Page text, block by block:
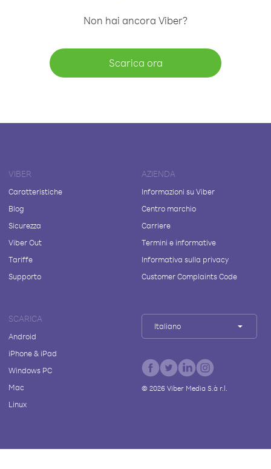
Non hai ancora Viber?
Scarica ora
VIBER
Caratteristiche
Blog
Sicurezza
Viber Out
Tariffe
Supporto
AZIENDA
Informazioni su Viber
Centro marchio
Carriere
Termini e informative
Informativa sulla privacy
Customer Complaints Code
SCARICA
Android
iPhone & iPad
Windows PC
Mac
Linux
Italiano
© 2026Viber Media S.à r.l.